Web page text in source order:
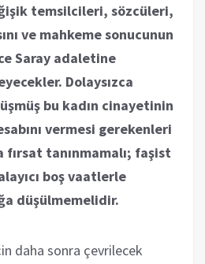
temsilcileri, sözcüleri,
ve mahkeme sonucunun
Saray adaletine
Dolaysızca
bu kadın cinayetinin
vermesi gerekenleri
fırsat tanınmamalı; faşist
boş vaatlerle
düşülmemelidir.
daha sonra çevrilecek